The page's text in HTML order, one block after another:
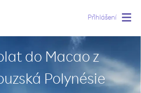
Přihlášení
do Macao z
Polynésie